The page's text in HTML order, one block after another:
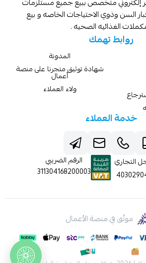
السن وذوي الاحتياجات الخاصه و بيع
الغذائيه الصحيه .
روابط تهمك
المدونة
شهادة توثيق متجرنا على منصة
أعمال
ولاء العملاء
خدمة العملاء
التجاري
الرقم الضريبي
311304168200003
موثّق في منصة الأعمال